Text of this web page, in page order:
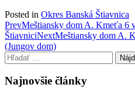
Posted in Okres Banská Štiavnica
Post
navigation
PrevMeštiansky dom A. Kmeťa 6
ŠtiavniciNextMeštiansky dom A.
(Jungov dom)
Hľadať:
Najnovšie články